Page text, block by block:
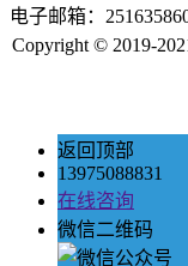
电子邮箱：
Copyright © 2019-
返回顶部
13975088831
在线咨询
微信二维码